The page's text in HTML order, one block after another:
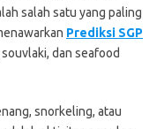
salah satu yang paling
Prediksi SGP
dan seafood
snorkeling, atau